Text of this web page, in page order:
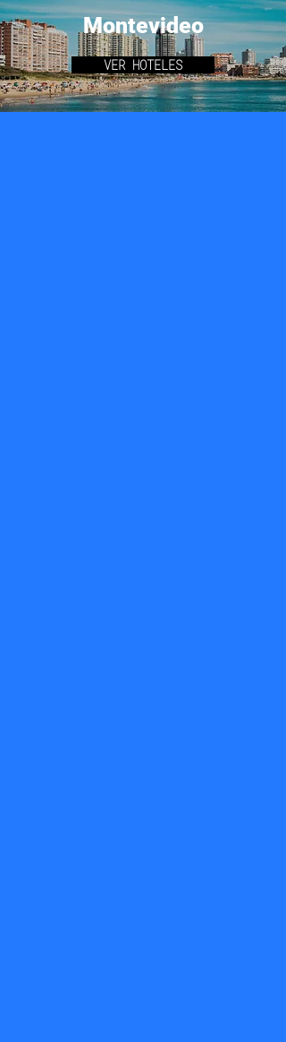
Montevideo
VER HOTELES